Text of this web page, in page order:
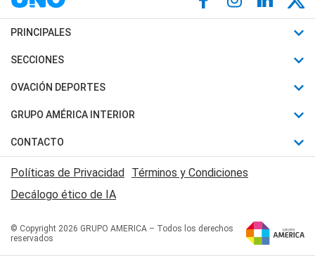
PRINCIPALES
Últimas Noticias
Política
Judiciales
Economia
SECCIONES
Horóscopo
Motores
Trucos caseros
Series y Películas
Edictos y Solicitadas
OVACIÓN DEPORTES
Fútbol
Mundial
Automovilismo
Rugby
Básquet
GRUPO AMÉRICA INTERIOR
Canal 7 en Vivo
San Juan 8
CONTACTO
Acerca de Nosotros
Contactanos
Políticas de Privacidad Términos y Condiciones
Decálogo ético de IA
© Copyright 2026 GRUPO AMERICA – Todos los derechos
reservados